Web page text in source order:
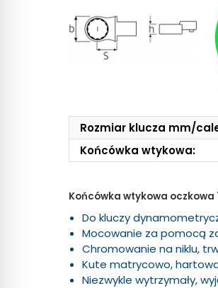
Rozmiar klucza mm/
Końcówka wtykowa:
Końcówka wtykowa oczkowa
Do kluczy
Mocowanie za pomocą
Chromowanie na niklu,
Kute matrycowo,
Niezwykle wytrzymały,